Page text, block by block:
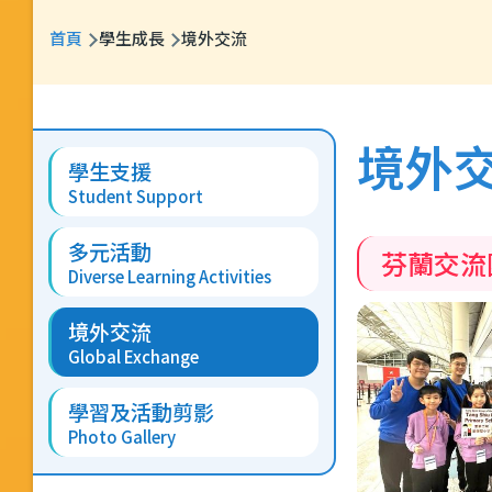
航
結
首頁 學生成長 境外交流
境外
芬蘭交
Main
navigation
學生支援
Student Support
多元活動
Diverse Learning Activities
境外交流
Global Exchange
學習及活動剪影
Photo Gallery